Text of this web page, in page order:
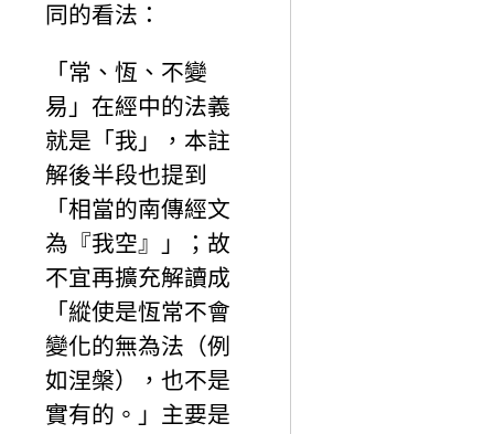
同的看法：
「常、恆、不變
易」在經中的法義
就是「我」，本註
解後半段也提到
「相當的南傳經文
為『我空』」；故
不宜再擴充解讀成
「縱使是恆常不會
變化的無為法（例
如涅槃），也不是
實有的。」主要是